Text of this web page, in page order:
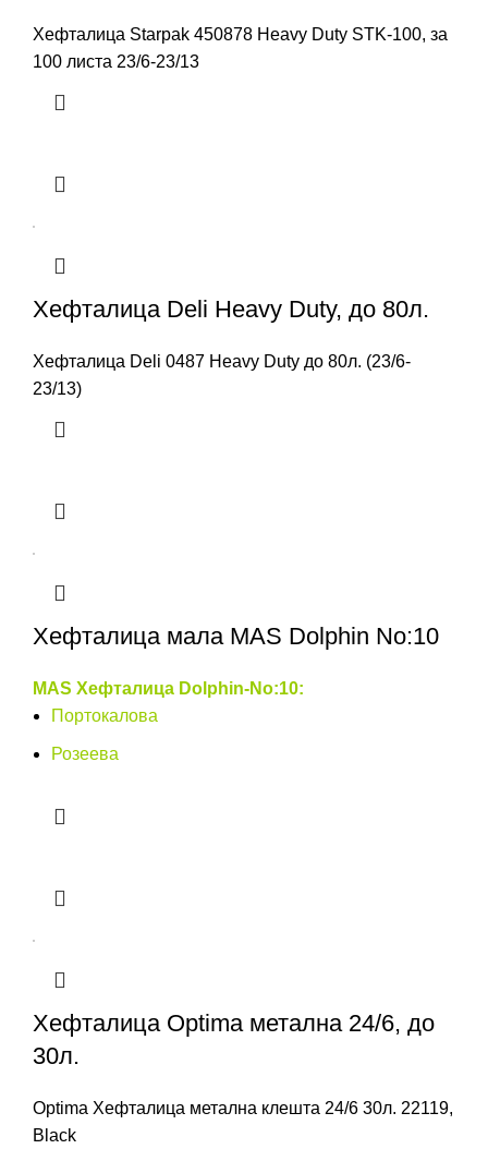
Хефталица Starpak 450878 Heavy Duty STK-100, за
100 листа 23/6-23/13
Хефталица Deli Heavy Duty, до 80л.
Хефталица Deli 0487 Heavy Duty до 80л. (23/6-
23/13)
Хефталица мала MAS Dolphin No:10
MAS Хефталица Dolphin-No:10:
Портокалова
Розеева
Хефталица Optima метална 24/6, до
30л.
Optima Хефталица метална клешта 24/6 30л. 22119,
Black